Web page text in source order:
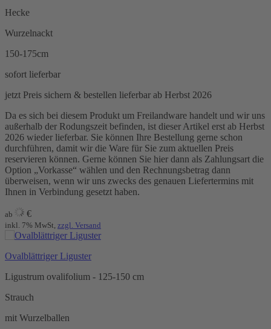
Hecke
Wurzelnackt
150-175cm
sofort lieferbar
jetzt Preis sichern & bestellen lieferbar ab Herbst 2026
Da es sich bei diesem Produkt um Freilandware handelt und wir uns
außerhalb der Rodungszeit befinden, ist dieser Artikel erst ab Herbst
2026 wieder lieferbar. Sie können Ihre Bestellung gerne schon
durchführen, damit wir die Ware für Sie zum aktuellen Preis
reservieren können. Gerne können Sie hier dann als Zahlungsart die
Option „Vorkasse“ wählen und den Rechnungsbetrag dann
überweisen, wenn wir uns zwecks des genauen Liefertermins mit
Ihnen in Verbindung gesetzt haben.
ab €
inkl. 7% MwSt, zzgl. Versand
Ovalblättriger Liguster
Ligustrum ovalifolium - 125-150 cm
Strauch
mit Wurzelballen